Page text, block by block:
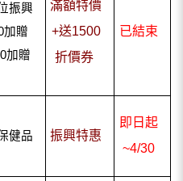
振興
加贈
加贈
滿額特價
+送1500
折價券
已結束
健品
振興特惠
即日起
~4/30